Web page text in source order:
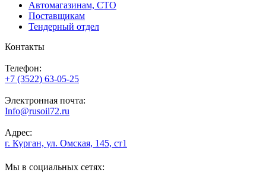
Автомагазинам, СТО
Поставщикам
Тендерный отдел
Контакты
Телефон:
+7 (3522) 63-05-25
Электронная почта:
Info@rusoil72.ru
Адрес:
г. Курган, ул. Омская, 145, ст1
Мы в социальных сетях: